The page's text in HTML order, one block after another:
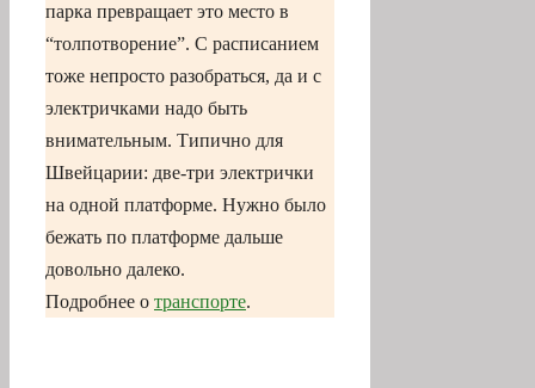
парка превращает это место в
“толпотворение”. С расписанием
тоже непросто разобраться, да и с
электричками надо быть
внимательным. Типично для
Швейцарии: две-три электрички
на одной платформе. Нужно было
бежать по платформе дальше
довольно далеко.
Подробнее о транспорте.